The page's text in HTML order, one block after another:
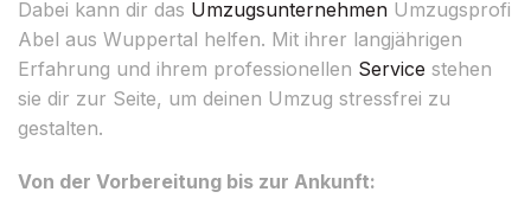
Dabei kann dir das Umzugsunternehmen Umzugsprofi
Abel aus Wuppertal helfen. Mit ihrer langjährigen
Erfahrung und ihrem professionellen Service stehen
sie dir zur Seite, um deinen Umzug stressfrei zu
gestalten.
Von der Vorbereitung bis zur Ankunft: